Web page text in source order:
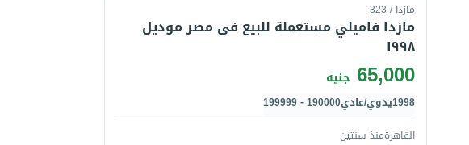
مازدا / 323
مازدا فاميلي مستعملة للبيع فى مصر موديل
١٩٩٨
65,000 جنيه
1998يدوي/عادي190000 - 199999
القاهرةمنذ سنتين